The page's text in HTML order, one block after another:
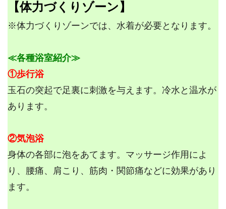
【体力づくりゾーン】
※体力づくりゾーンでは、水着が必要となります。
≪各種浴室紹介≫
①歩行浴
玉石の突起で足裏に刺激を与えます。冷水と温水が
あります。
②気泡浴
身体の各部に泡をあてます。マッサージ作用によ
り、腰痛、肩こり、筋肉・関節痛などに効果があり
ます。